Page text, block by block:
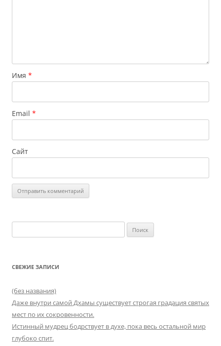
Имя *
Email *
Сайт
СВЕЖИЕ ЗАПИСИ
(без названия)
Даже внутри самой Дхамы существует строгая градация святых
мест по их сокровенности.
Истинный мудрец бодрствует в духе, пока весь остальной мир
глубоко спит.